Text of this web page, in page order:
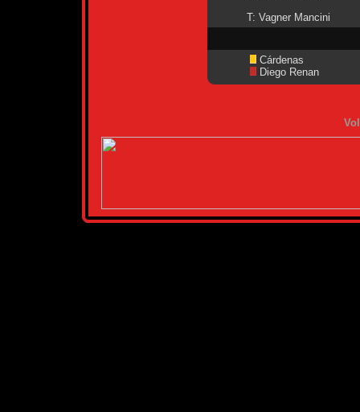
T: Vagner Mancini
Cárdenas
Diego Renan